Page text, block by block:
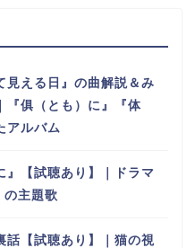
見える日』の曲解説＆み
『俱（とも）に』『体
アルバム
』【試聴あり】｜ドラマ
の主題歌
話【試聴あり】｜猫の視